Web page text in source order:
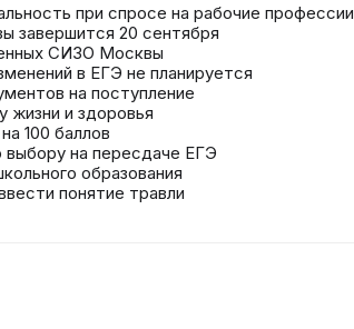
при спросе на рабочие профессии
завершится 20 сентября
СИЗО Москвы
в ЕГЭ не планируется
на поступление
жизни и здоровья
100 баллов
на пересдаче ЕГЭ
образования
понятие травли